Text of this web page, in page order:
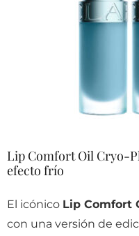
Lip Comfort Oil Cryo-
efecto frío
El icónico Lip Comfort
con una versión de